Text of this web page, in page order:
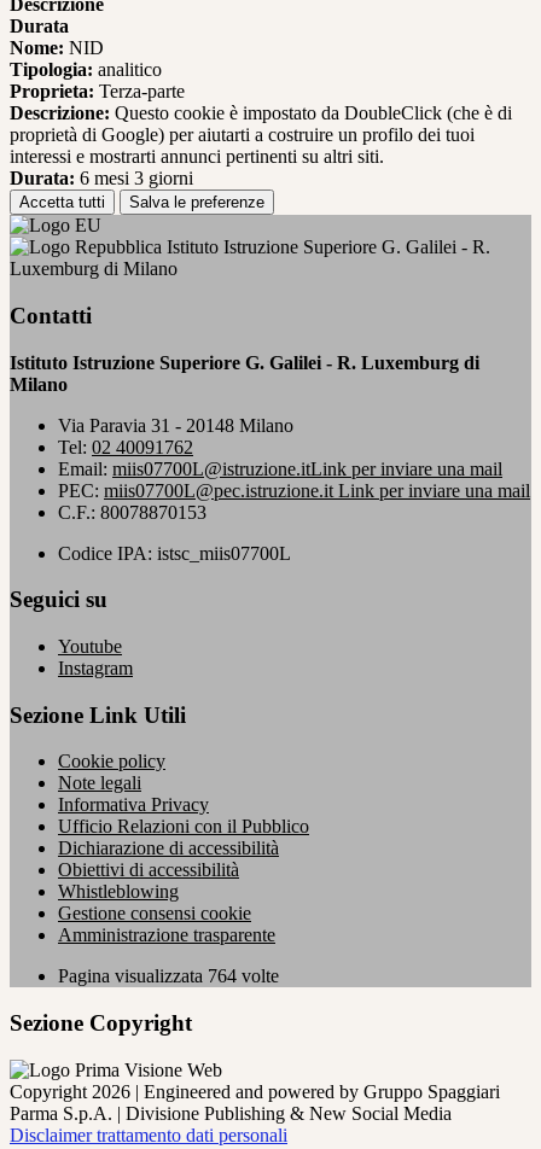
Descrizione
Durata
Nome: NID
Tipologia: analitico
Proprieta: Terza-parte
Descrizione: Questo cookie è impostato da DoubleClick (che è di
proprietà di Google) per aiutarti a costruire un profilo dei tuoi
interessi e mostrarti annunci pertinenti su altri siti.
Durata: 6 mesi 3 giorni
Accetta tutti Salva le preferenze
Istituto Istruzione Superiore G. Galilei - R.
Luxemburg di Milano
Contatti
Istituto Istruzione Superiore G. Galilei - R. Luxemburg di
Milano
Via Paravia 31 - 20148 Milano
Tel: 02 40091762
Email: miis07700L@istruzione.itLink per inviare una mail
PEC: miis07700L@pec.istruzione.it Link per inviare una mail
C.F.: 80078870153
Codice IPA: istsc_miis07700L
Seguici su
Youtube
Instagram
Sezione Link Utili
Cookie policy
Note legali
Informativa Privacy
Ufficio Relazioni con il Pubblico
Dichiarazione di accessibilità
Obiettivi di accessibilità
Whistleblowing
Gestione consensi cookie
Amministrazione trasparente
Pagina visualizzata 764 volte
Sezione Copyright
Copyright 2026 | Engineered and powered by Gruppo Spaggiari
Parma S.p.A. | Divisione Publishing & New Social Media
Disclaimer trattamento dati personali